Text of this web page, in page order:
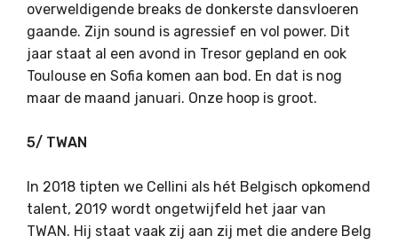
overweldigende breaks de donkerste dansvloeren
gaande. Zijn sound is agressief en vol power. Dit
jaar staat al een avond in Tresor gepland en ook
Toulouse en Sofia komen aan bod. En dat is nog
maar de maand januari. Onze hoop is groot.
5/ TWAN
In 2018 tipten we Cellini als hét Belgisch opkomend
talent, 2019 wordt ongetwijfeld het jaar van
TWAN. Hij staat vaak zij aan zij met die andere Belg